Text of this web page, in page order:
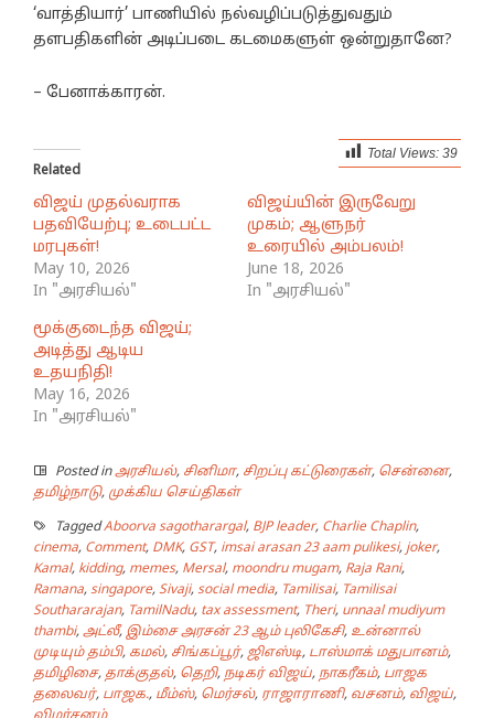
‘வாத்தியார்’ பாணியில் நல்வழிப்படுத்துவதும்
தளபதிகளின் அடிப்படை கடமைகளுள் ஒன்றுதானே?
– பேனாக்காரன்.
Total Views: 39
Related
விஜய் முதல்வராக
பதவியேற்பு; உடைபட்ட
மரபுகள்!
May 10, 2026
In "அரசியல்"
விஜய்யின் இருவேறு
முகம்; ஆளுநர்
உரையில் அம்பலம்!
June 18, 2026
In "அரசியல்"
மூக்குடைந்த விஜய்;
அடித்து ஆடிய
உதயநிதி!
May 16, 2026
In "அரசியல்"
Posted inஅரசியல், சினிமா, சிறப்பு கட்டுரைகள், சென்னை,
தமிழ்நாடு, முக்கிய செய்திகள்
TaggedAboorva sagotharargal, BJP leader, Charlie Chaplin,
cinema, Comment, DMK, GST, imsai arasan 23 aam pulikesi, joker,
Kamal, kidding, memes, Mersal, moondru mugam, Raja Rani,
Ramana, singapore, Sivaji, social media, Tamilisai, Tamilisai
Southararajan, TamilNadu, tax assessment, Theri, unnaal mudiyum
thambi, அட்லீ, இம்சை அரசன் 23 ஆம் புலிகேசி, உன்னால்
முடியும் தம்பி, கமல், சிங்கப்பூர், ஜிஎஸ்டி, டாஸ்மாக் மதுபானம்,
தமிழிசை, தாக்குதல், தெறி, நடிகர் விஜய், நாகரீகம், பாஜக
தலைவர், பாஜக., மீம்ஸ், மெர்சல், ராஜாராணி, வசனம், விஜய்,